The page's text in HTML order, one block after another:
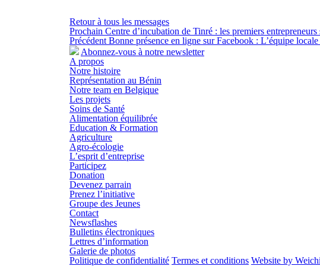
Retour à tous les messages
Prochain Centre d’incubation de Tinré : les premiers entrepreneurs
Précédent Bonne présence en ligne sur Facebook : L’équipe
Abonnez-vous à notre newsletter
A propos
Notre histoire
Représentation au Bénin
Notre team en Belgique
Les projets
Soins de Santé
Alimentation équilibrée
Education & Formation
Agriculture
Agro-écologie
L’esprit d’entreprise
Participez
Donation
Devenez parrain
Prenez l’initiative
Groupe des Jeunes
Contact
Newsflashes
Bulletins électroniques
Lettres d’information
Galerie de photos
Politique de confidentialité Termes et conditions Website by